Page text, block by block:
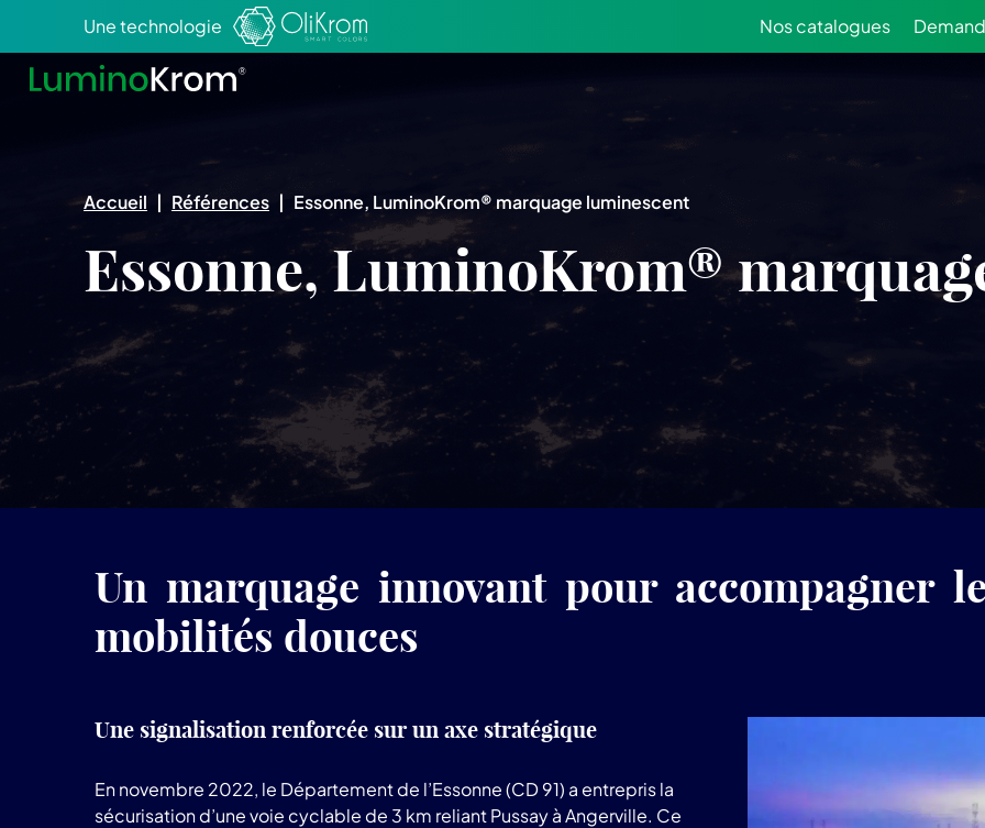
Une technologie Nos catalogues
Accueil | Références | Essonne, LuminoKrom® marquage luminescent
Essonne, LuminoKrom®
Un marquage innovant pour accompagner
mobilités douces
Une signalisation renforcée sur un axe stratégique
En novembre 2022, le Département de l’Essonne (CD 91) a entrepris la
sécurisation d’une voie cyclable de 3 km reliant Pussay à Angerville. Ce